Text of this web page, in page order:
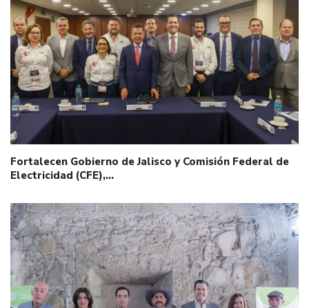
Fortalecen Gobierno de Jalisco y Comisión Federal de
Electricidad (CFE),…